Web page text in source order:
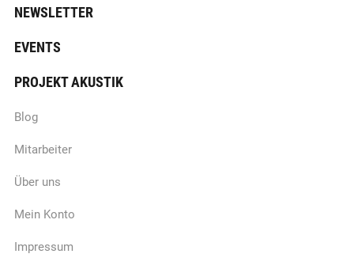
NEWSLETTER
EVENTS
PROJEKT AKUSTIK
Blog
Mitarbeiter
Über uns
Mein Konto
Impressum